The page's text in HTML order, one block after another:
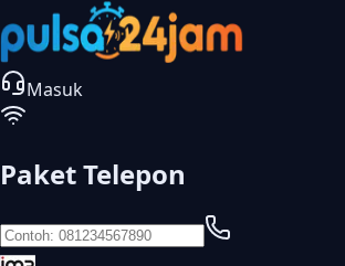
Masuk
Paket Telepon